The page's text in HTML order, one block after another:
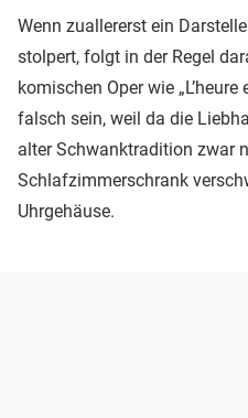
Wenn zuallererst ein
stolpert, folgt in der Regel
komischen Oper wie
falsch sein, weil da die
alter Schwanktradition zwar
Schlafzimmerschrank
Uhrgehäuse.